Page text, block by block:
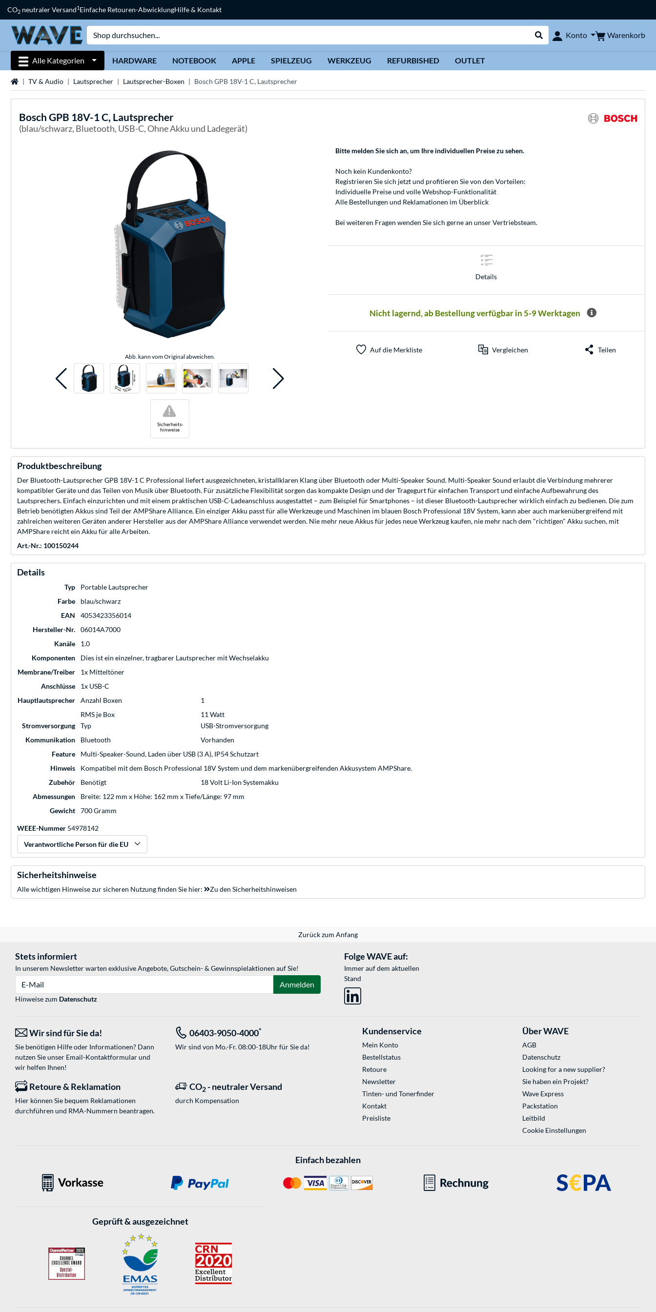
CO2 neutraler Versand1Einfache Retouren-AbwicklungHilfe & Kontakt
Suche durchführen
Konto Warenkorb
Alle Kategorien HARDWARE NOTEBOOK APPLE SPIELZEUG WERKZEUG REFURBISHED OUTLET
StartseiteTV & Audio Lautsprecher Lautsprecher-Boxen Bosch GPB 18V-1 C, Lautsprecher
Bosch GPB 18V-1 C, Lautsprecher
(blau/schwarz, Bluetooth, USB-C, Ohne Akku und Ladegerät)
Abb. kann vom Original abweichen.
Sicherheits-
hinweise
!
Bitte melden Sie sich an, um Ihre individuellen Preise zu sehen.
Noch kein Kundenkonto?
Registrieren Sie sich jetzt und profitieren Sie von den Vorteilen:
Individuelle Preise und volle Webshop-Funktionalität
Alle Bestellungen und Reklamationen im Überblick
Bei weiteren Fragen wenden Sie sich gerne an unserVertriebsteam.
Details
Nicht lagernd, ab Bestellung verfügbar in 5-9 Werktagen
Auf die Merkliste Vergleichen Teilen
Produktbeschreibung
Der Bluetooth-Lautsprecher GPB 18V-1 C Professional liefert ausgezeichneten, kristallklaren Klang über Bluetooth oder Multi-Speaker Sound. Multi-Speaker Sound erlaubt die Verbindung mehrerer
kompatibler Geräte und das Teilen von Musik über Bluetooth. Für zusätzliche Flexibilität sorgen das kompakte Design und der Tragegurt für einfachen Transport und einfache Aufbewahrung des
Lautsprechers. Einfach einzurichten und mit einem praktischen USB-C-Ladeanschluss ausgestattet – zum Beispiel für Smartphones – ist dieser Bluetooth-Lautsprecher wirklich einfach zu bedienen. Die zum
Betrieb benötigten Akkus sind Teil der AMPShare Alliance. Ein einziger Akku passt für alle Werkzeuge und Maschinen im blauen Bosch Professional 18V System, kann aber auch markenübergreifend mit
zahlreichen weiteren Geräten anderer Hersteller aus der AMPShare Alliance verwendet werden. Nie mehr neue Akkus für jedes neue Werkzeug kaufen, nie mehr nach dem "richtigen" Akku suchen, mit
AMPShare reicht ein Akku für alle Arbeiten.
Art.-Nr.: 100150244
Details
Typ
Portable Lautsprecher
Farbe
blau/schwarz
EAN
4053423356014
Hersteller-Nr.
06014A7000
Kanäle
1.0
Komponenten
Dies ist ein einzelner, tragbarer Lautsprecher mit Wechselakku
Membrane/Treiber
1x Mitteltöner
Anschlüsse
1x USB-C
Hauptlautsprecher
Anzahl Boxen
1
RMS je Box
11 Watt
Stromversorgung
Typ
USB-Stromversorgung
Kommunikation
Bluetooth
Vorhanden
Feature
Multi-Speaker-Sound, Laden über USB (3 A), IP54 Schutzart
Hinweis
Kompatibel mit dem Bosch Professional 18V System und dem markenübergreifenden Akkusystem AMPShare.
Zubehör
Benötigt
18 Volt Li-Ion Systemakku
Abmessungen
Breite: 122 mm x Höhe: 162 mm x Tiefe/Länge: 97 mm
Gewicht
700 Gramm
WEEE-Nummer 54978142
Verantwortliche Person für die EU
Sicherheitshinweise
Alle wichtigen Hinweise zur sicheren Nutzung finden Sie hier: Zu den Sicherheitshinweisen
Zurück zum Anfang
Stets informiert
In unserem Newsletter warten exklusive Angebote, Gutschein- & Gewinnspielaktionen auf Sie!
Anmelden
Hinweise zum Datenschutz
Folge WAVE auf:
Immer auf dem aktuellen
Stand
Wir sind für Sie da!
Sie benötigen Hilfe oder Informationen? Dann
nutzen Sie unser Email-Kontaktformularund
wir helfen Ihnen!
06403-9050-4000*
Wir sind von Mo.-Fr. 08:00-18Uhr für Sie da!
Retoure & Reklamation
Hier können Sie bequem Reklamationen
durchführen und RMA-Nummern beantragen.
CO2 - neutraler Versand
durch Kompensation
Kundenservice
Mein Konto
Bestellstatus
Retoure
Newsletter
Tinten- und Tonerfinder
Kontakt
Preisliste
Über WAVE
AGB
Datenschutz
Looking for a new supplier?
Sie haben ein Projekt?
Wave Express
Packstation
Leitbild
Cookie Einstellungen
Einfach bezahlen
Geprüft & ausgezeichnet